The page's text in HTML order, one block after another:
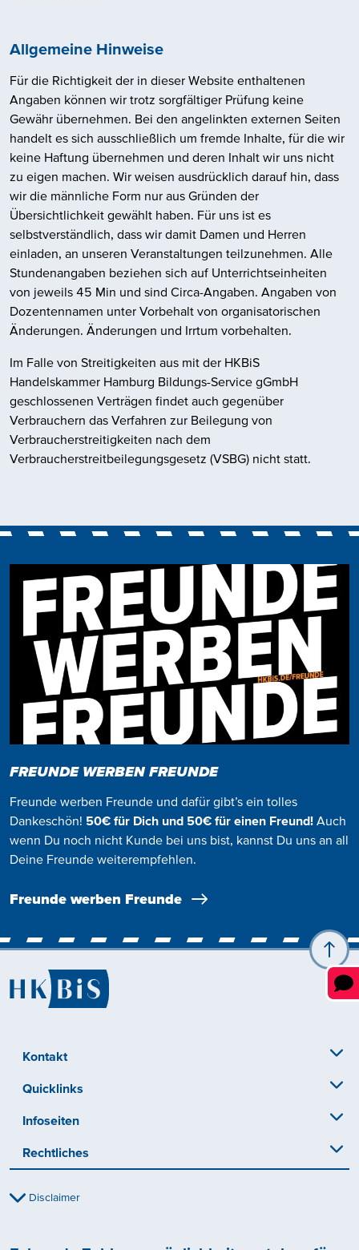
Allgemeine Hinweise
Für die Richtigkeit der in dieser Website enthaltenen
Angaben können wir trotz sorgfältiger Prüfung keine
Gewähr übernehmen. Bei den angelinkten externen Seiten
handelt es sich ausschließlich um fremde Inhalte, für die wir
keine Haftung übernehmen und deren Inhalt wir uns nicht
zu eigen machen. Wir weisen ausdrücklich darauf hin, dass
wir die männliche Form nur aus Gründen der
Übersichtlichkeit gewählt haben. Für uns ist es
selbstverständlich, dass wir damit Damen und Herren
einladen, an unseren Veranstaltungen teilzunehmen. Alle
Stundenangaben beziehen sich auf Unterrichtseinheiten
von jeweils 45 Min und sind Circa-Angaben. Angaben von
Dozentennamen unter Vorbehalt von organisatorischen
Änderungen. Änderungen und Irrtum vorbehalten.
Im Falle von Streitigkeiten aus mit der HKBiS
Handelskammer Hamburg Bildungs-Service gGmbH
geschlossenen Verträgen findet auch gegenüber
Verbrauchern das Verfahren zur Beilegung von
Verbraucherstreitigkeiten nach dem
Verbraucherstreitbeilegungsgesetz (VSBG) nicht statt.
FREUNDE WERBEN FREUNDE
Freunde werben Freunde und dafür gibt’s ein tolles
Dankeschön! 50€ für Dich und 50€ für einen Freund! Auch
wenn Du noch nicht Kunde bei uns bist, kannst Du uns an all
Deine Freunde weiterempfehlen.
Freunde werben Freunde
Kontakt
Quicklinks
Infoseiten
Rechtliches
Disclaimer